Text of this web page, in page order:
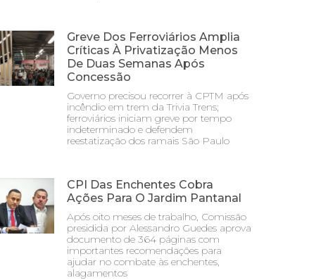
Greve Dos Ferroviários Amplia
Críticas À Privatização Menos
De Duas Semanas Após
Concessão
Governo precisou recorrer à CPTM após
incêndio em trem da Trivia Trens;
ferroviários iniciam greve por tempo
indeterminado e defendem
reestatização dos ramais São Paulo
CPI Das Enchentes Cobra
Ações Para O Jardim Pantanal
Após oito meses de trabalho, Comissão
presidida por Alessandro Guedes aprova
documento de 364 páginas com
importantes recomendações para
ajudar no combate às enchentes,
alagamentos